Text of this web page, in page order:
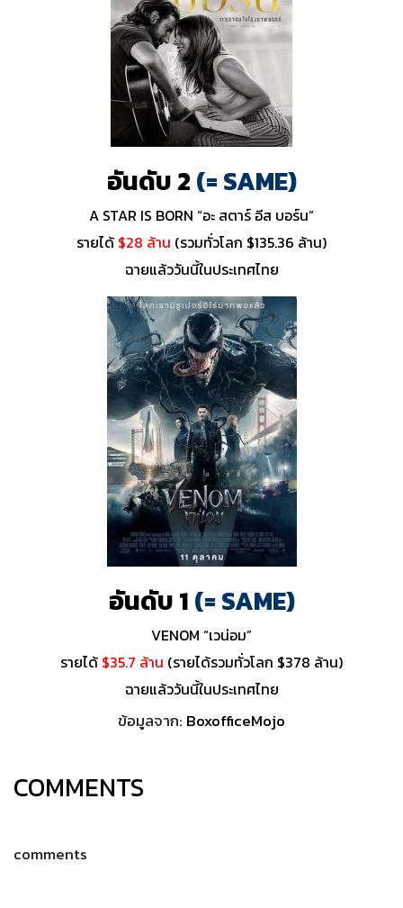
อันดับ 2(= SAME)
A STAR IS BORN “อะ สตาร์ อีส บอร์น”
รายได้ $28 ล้าน (รวมทั่วโลก $135.36 ล้าน)
ฉายแล้ววันนี้ในประเทศไทย
อันดับ 1(= SAME)
VENOM “เวน่อม”
รายได้ $35.7 ล้าน (รายได้รวมทั่วโลก $378 ล้าน)
ฉายแล้ววันนี้ในประเทศไทย
ข้อมูลจาก: BoxofficeMojo
COMMENTS
comments